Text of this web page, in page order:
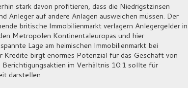
stark davon profitieren, dass die Niedrigstzinsen
Anleger auf andere Anlagen ausweichen müssen. Der
britische Immobilienmarkt verlagern Anlegergelder in
Metropolen Kontinentaleuropas und hier
Lage am heimischen Immobilienmarkt bei
birgt enormes Potenzial für das Geschäft von
im Verhältnis 10:1 sollte für
darstellen.